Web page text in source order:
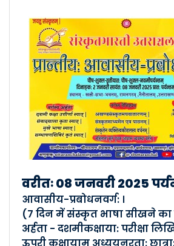
Posted By :-
Posted Date :-
आवासीय-प्रबोधनवर्ग:
Posted By :-
Posted Date
28-04-2024 दिनांके
Posted By :-
27-04-2024 दिनांके
Posted By :-
Posted Date
वरीतः 08 जनवरी 2025
आवासीय-प्रबोधनवर्ग: ।
(7 दिन में संस्कृत भाषा सीखने
अर्हता - दशमीकक्षाया: परीक्षा